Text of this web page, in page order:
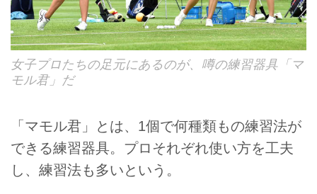
女子プロたちの足元にあるのが、噂の練習器具「マ
モル君」だ
「マモル君」とは、1個で何種類もの練習法が
できる練習器具。プロそれぞれ使い方を工夫
し、練習法も多いという。